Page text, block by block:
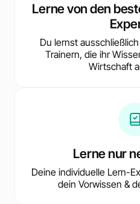
Lerne von den
Du lernst
Trainern, die ihr
Wirtschaft
Lerne nur
Deine individuelle Lern-
dein Vorwissen &